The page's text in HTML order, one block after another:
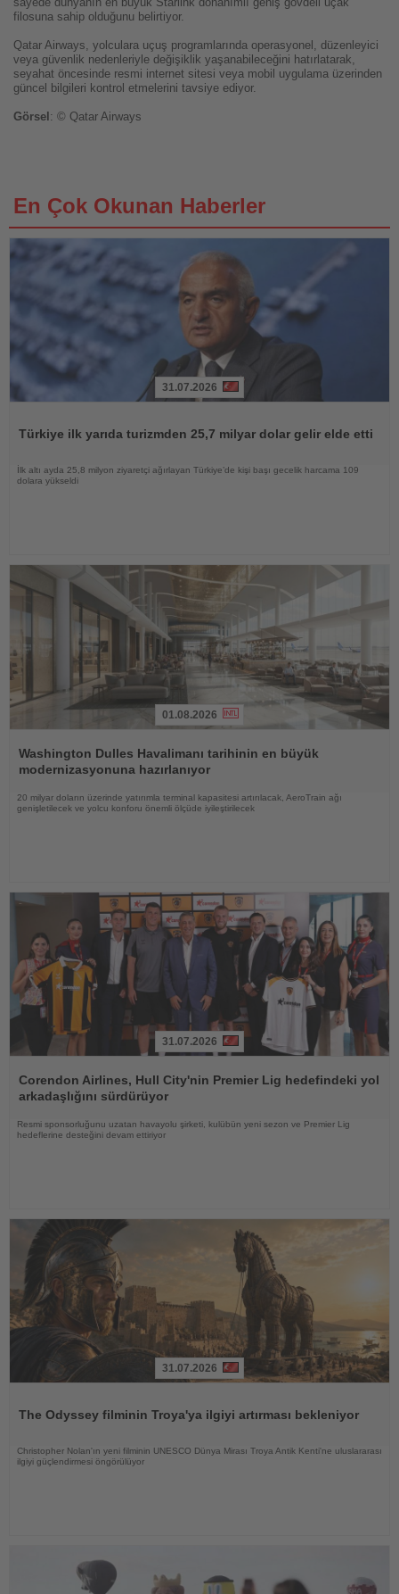
filosuna sahip olduğunu belirtiyor.
Qatar Airways, yolculara uçuş programlarında operasyonel, düzenleyici
veya güvenlik nedenleriyle değişiklik yaşanabileceğini hatırlatarak,
seyahat öncesinde resmi internet sitesi veya mobil uygulama üzerinden
güncel bilgileri kontrol etmelerini tavsiye ediyor.
Görsel : © Qatar Airways
En Çok Okunan Haberler
31.07.2026
Türkiye ilk yarıda turizmden 25,7 milyar dolar gelir elde etti
İlk altı ayda 25,8 milyon ziyaretçi ağırlayan Türkiye’de kişi başı gecelik harcama 109
dolara yükseldi
Oku
01.08.2026
Washington Dulles Havalimanı tarihinin en büyük
modernizasyonuna hazırlanıyor
20 milyar doların üzerinde yatırımla terminal kapasitesi artırılacak, AeroTrain ağı
genişletilecek ve yolcu konforu önemli ölçüde iyileştirilecek
Oku
31.07.2026
Corendon Airlines, Hull City'nin Premier Lig hedefindeki yol
arkadaşlığını sürdürüyor
Resmi sponsorluğunu uzatan havayolu şirketi, kulübün yeni sezon ve Premier Lig
hedeflerine desteğini devam ettiriyor
31.07.2026
The Odyssey filminin Troya'ya ilgiyi artırması bekleniyor
Christopher Nolan'ın yeni filminin UNESCO Dünya Mirası Troya Antik Kenti'ne uluslararası
ilgiyi güçlendirmesi öngörülüyor